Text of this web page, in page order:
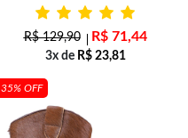
R$129,90 R$71,44
3x de R$23,81
35% OFF